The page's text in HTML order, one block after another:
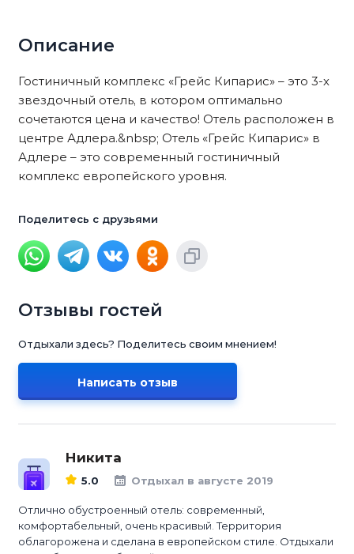
Описание
Гостиничный комплекс «Грейс Кипарис» – это 3-х
звездочный отель, в котором оптимально
сочетаются цена и качество! Отель расположен в
центре Адлера.&nbsp; Отель «Грейс Кипарис» в
Адлере – это современный гостиничный
комплекс европейского уровня.
Поделитесь с друзьями
Отзывы гостей
Отдыхали здесь? Поделитесь своим мнением!
Написать отзыв
Никита
5.0 Отдыхал в августе 2019
Отлично обустроенный отель: современный,
комфортабельный, очень красивый. Территория
облагорожена и сделана в европейском стиле. Отдыхали